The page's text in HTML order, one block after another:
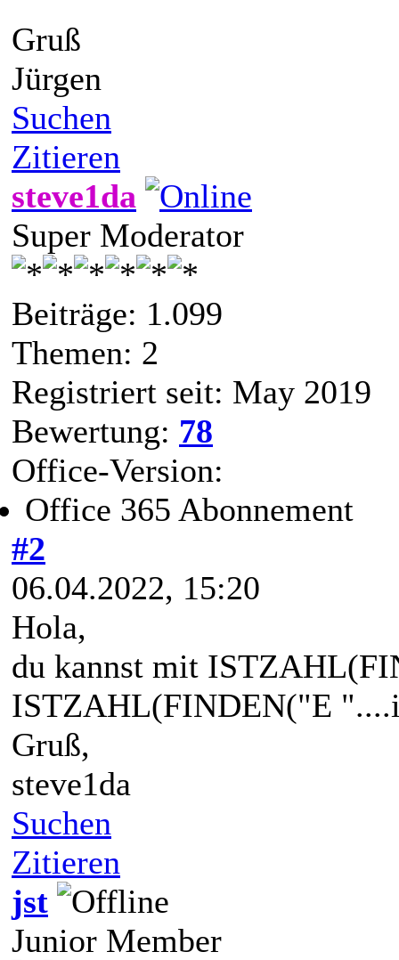
Gruß
Jürgen
Suchen
Zitieren
steve1da
Super Moderator
Beiträge: 1.099
Themen: 2
Registriert seit: May 2019
Bewertung: 78
Office-Version:
Office 365 Abonnement
#2
06.04.2022, 15:20
Hola,
du kannst mit
ISTZAHL(FINDEN("E
Gruß,
steve1da
Suchen
Zitieren
jst
Junior Member